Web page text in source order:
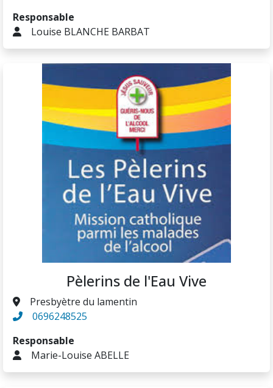
Responsable
Louise BLANCHE BARBAT
Pèlerins de l'Eau Vive
Presbyètre du lamentin
0696248525
Responsable
Marie-Louise ABELLE